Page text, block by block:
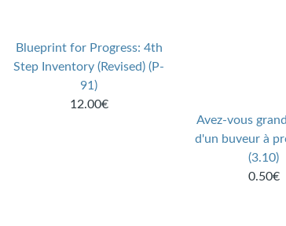
Blueprint for Progress: 4th
Step Inventory (Revised) (P-
91)
12.00€
Avez-vous
d'un buveur à
(3.10)
0.50€